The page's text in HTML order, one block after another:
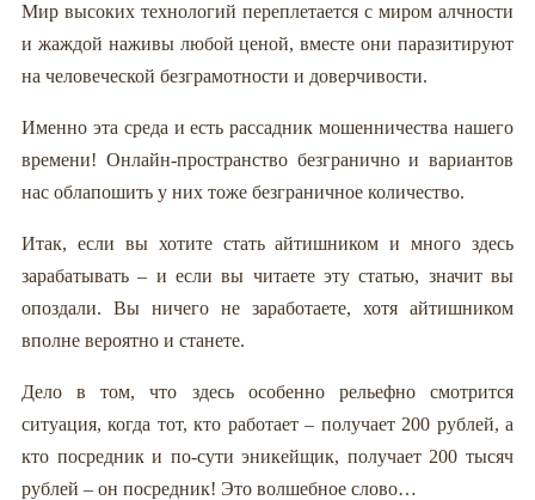
Мир высоких технологий переплетается с миром алчности
и жаждой наживы любой ценой, вместе они паразитируют
на человеческой безграмотности и доверчивости.
Именно эта среда и есть рассадник мошенничества нашего
времени! Онлайн-пространство безгранично и вариантов
нас облапошить у них тоже безграничное количество.
Итак, если вы хотите стать айтишником и много здесь
зарабатывать – и если вы читаете эту статью, значит вы
опоздали. Вы ничего не заработаете, хотя айтишником
вполне вероятно и станете.
Дело в том, что здесь особенно рельефно смотрится
ситуация, когда тот, кто работает – получает 200 рублей, а
кто посредник и по-сути эникейщик, получает 200 тысяч
рублей – он посредник! Это волшебное слово…